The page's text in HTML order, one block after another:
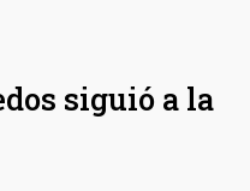
siguió a la